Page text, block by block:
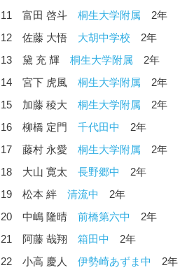
11 富田 啓斗 桐生大学附属 2年
12 佐藤 大悟 大胡中学校 2年
13 黛 充 輝 桐生大学附属 2年
14 宮下 虎風 桐生大学附属 2年
15 加藤 稜大 桐生大学附属 2年
16 柳橋 定門 千代田中
2年
17 藤村 永愛 桐生大学附属 2年
18 大山 寛太 長野郷中
2年
19 松本 絆 清流中
2年
20 中嶋 隆晴 前橋第六中
2年
21 阿藤 哉翔 箱田中
2年
22 小高 慶人 伊勢崎あずま中
2年